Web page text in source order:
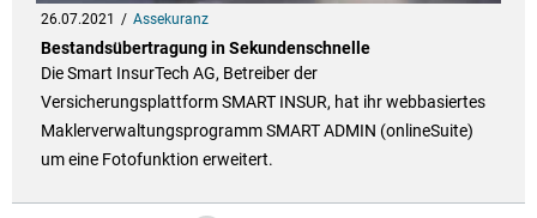
26.07.2021 Assekuranz
Bestandsübertragung in Sekundenschnelle
Die Smart InsurTech AG, Betreiber der
Versicherungsplattform SMART INSUR, hat ihr webbasiertes
Maklerverwaltungsprogramm SMART ADMIN (onlineSuite)
um eine Fotofunktion erweitert.